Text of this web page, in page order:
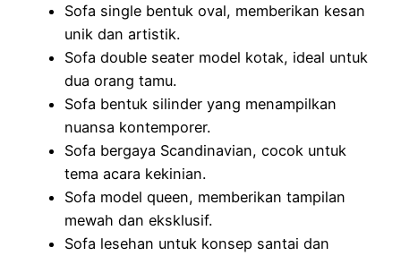
Sofa single bentuk oval, memberikan kesan
unik dan artistik.
Sofa double seater model kotak, ideal untuk
dua orang tamu.
Sofa bentuk silinder yang menampilkan
nuansa kontemporer.
Sofa bergaya Scandinavian, cocok untuk
tema acara kekinian.
Sofa model queen, memberikan tampilan
mewah dan eksklusif.
Sofa lesehan untuk konsep santai dan